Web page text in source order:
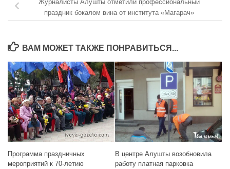
Журналисты Алушты отметили профессиональный
праздник бокалом вина от института «Магарач»
ВАМ МОЖЕТ ТАКЖЕ ПОНРАВИТЬСЯ...
Программа праздничных
мероприятий к 70-летию
В центре Алушты возобновила
работу платная парковка